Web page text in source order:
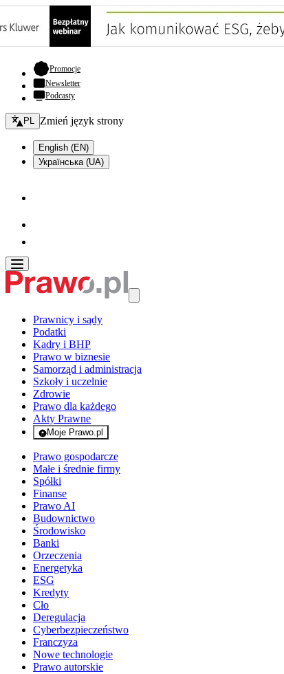
Promocje- otwiera się w nowej karcie
Newsletter
Podcasty
Zmień język - bieżący:
PL Zmień język strony
English (EN)
Українська (UA)
Prawnicy i sądy
Podatki
Kadry i BHP
Prawo w biznesie
Samorząd i administracja
Szkoły i uczelnie
Zdrowie
Prawo dla każdego
Akty Prawne
Moje Prawo.pl
- rejestracja i logowanie do serwisu
Prawo gospodarcze
Małe i średnie firmy
Spółki
Finanse
Prawo AI
Budownictwo
Środowisko
Banki
Orzeczenia
Energetyka
ESG
Kredyty
Cło
Deregulacja
Cyberbezpieczeństwo
Franczyza
Nowe technologie
Prawo autorskie